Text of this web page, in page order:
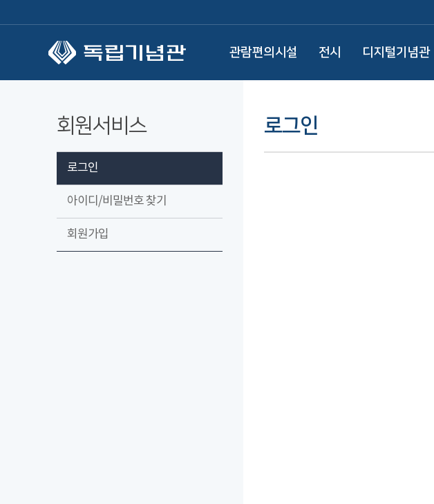
관람편의시설 전시 디지털기념관
회원서비스
로그인
아이디/비밀번호 찾기
회원가입
로그인